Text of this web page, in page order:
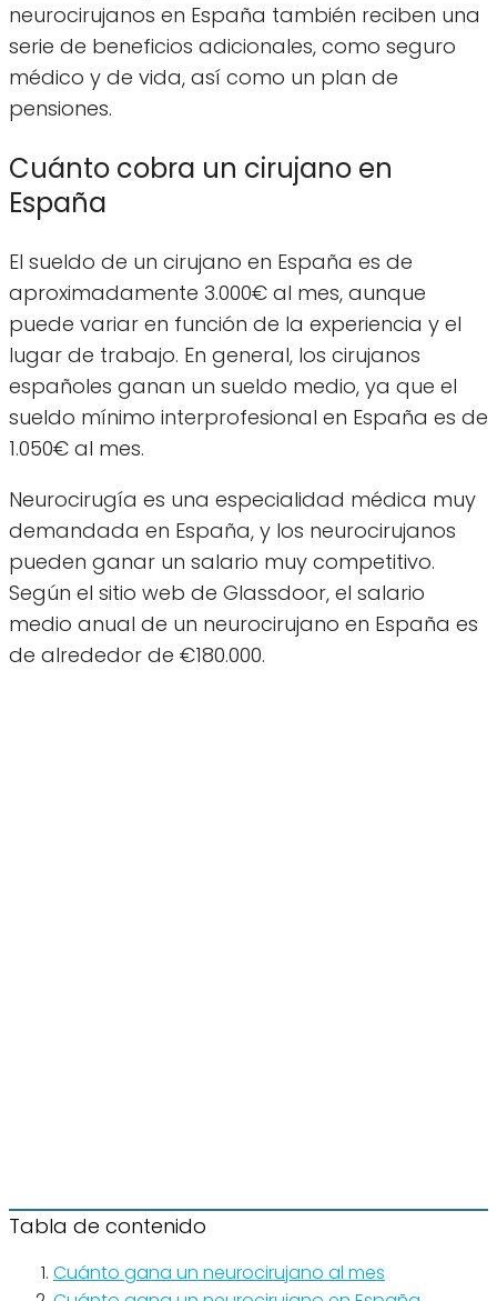
neurocirujanos en España también reciben una
serie de beneficios adicionales, como seguro
médico y de vida, así como un plan de
pensiones.
Cuánto cobra un cirujano en
España
El sueldo de un cirujano en España es de
aproximadamente 3.000€ al mes, aunque
puede variar en función de la experiencia y el
lugar de trabajo. En general, los cirujanos
españoles ganan un sueldo medio, ya que el
sueldo mínimo interprofesional en España es de
1.050€ al mes.
Neurocirugía es una especialidad médica muy
demandada en España, y los neurocirujanos
pueden ganar un salario muy competitivo.
Según el sitio web de Glassdoor, el salario
medio anual de un neurocirujano en España es
de alrededor de €180.000.
Tabla de contenido
Cuánto gana un neurocirujano al mes